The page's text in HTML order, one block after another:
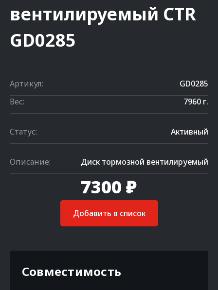
вентилируемый CTR
GD0285
Артикул:
GD0285
Вес:
7960 г.
Статус: Активный
Описание: Диск тормозной вентилируемый
7300 ₽
Добавить в список
Совместимость